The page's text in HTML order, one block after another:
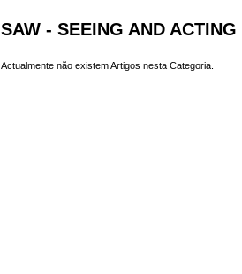
SAW - SEEING AND
Actualmente não existem Artigos nesta Categoria.